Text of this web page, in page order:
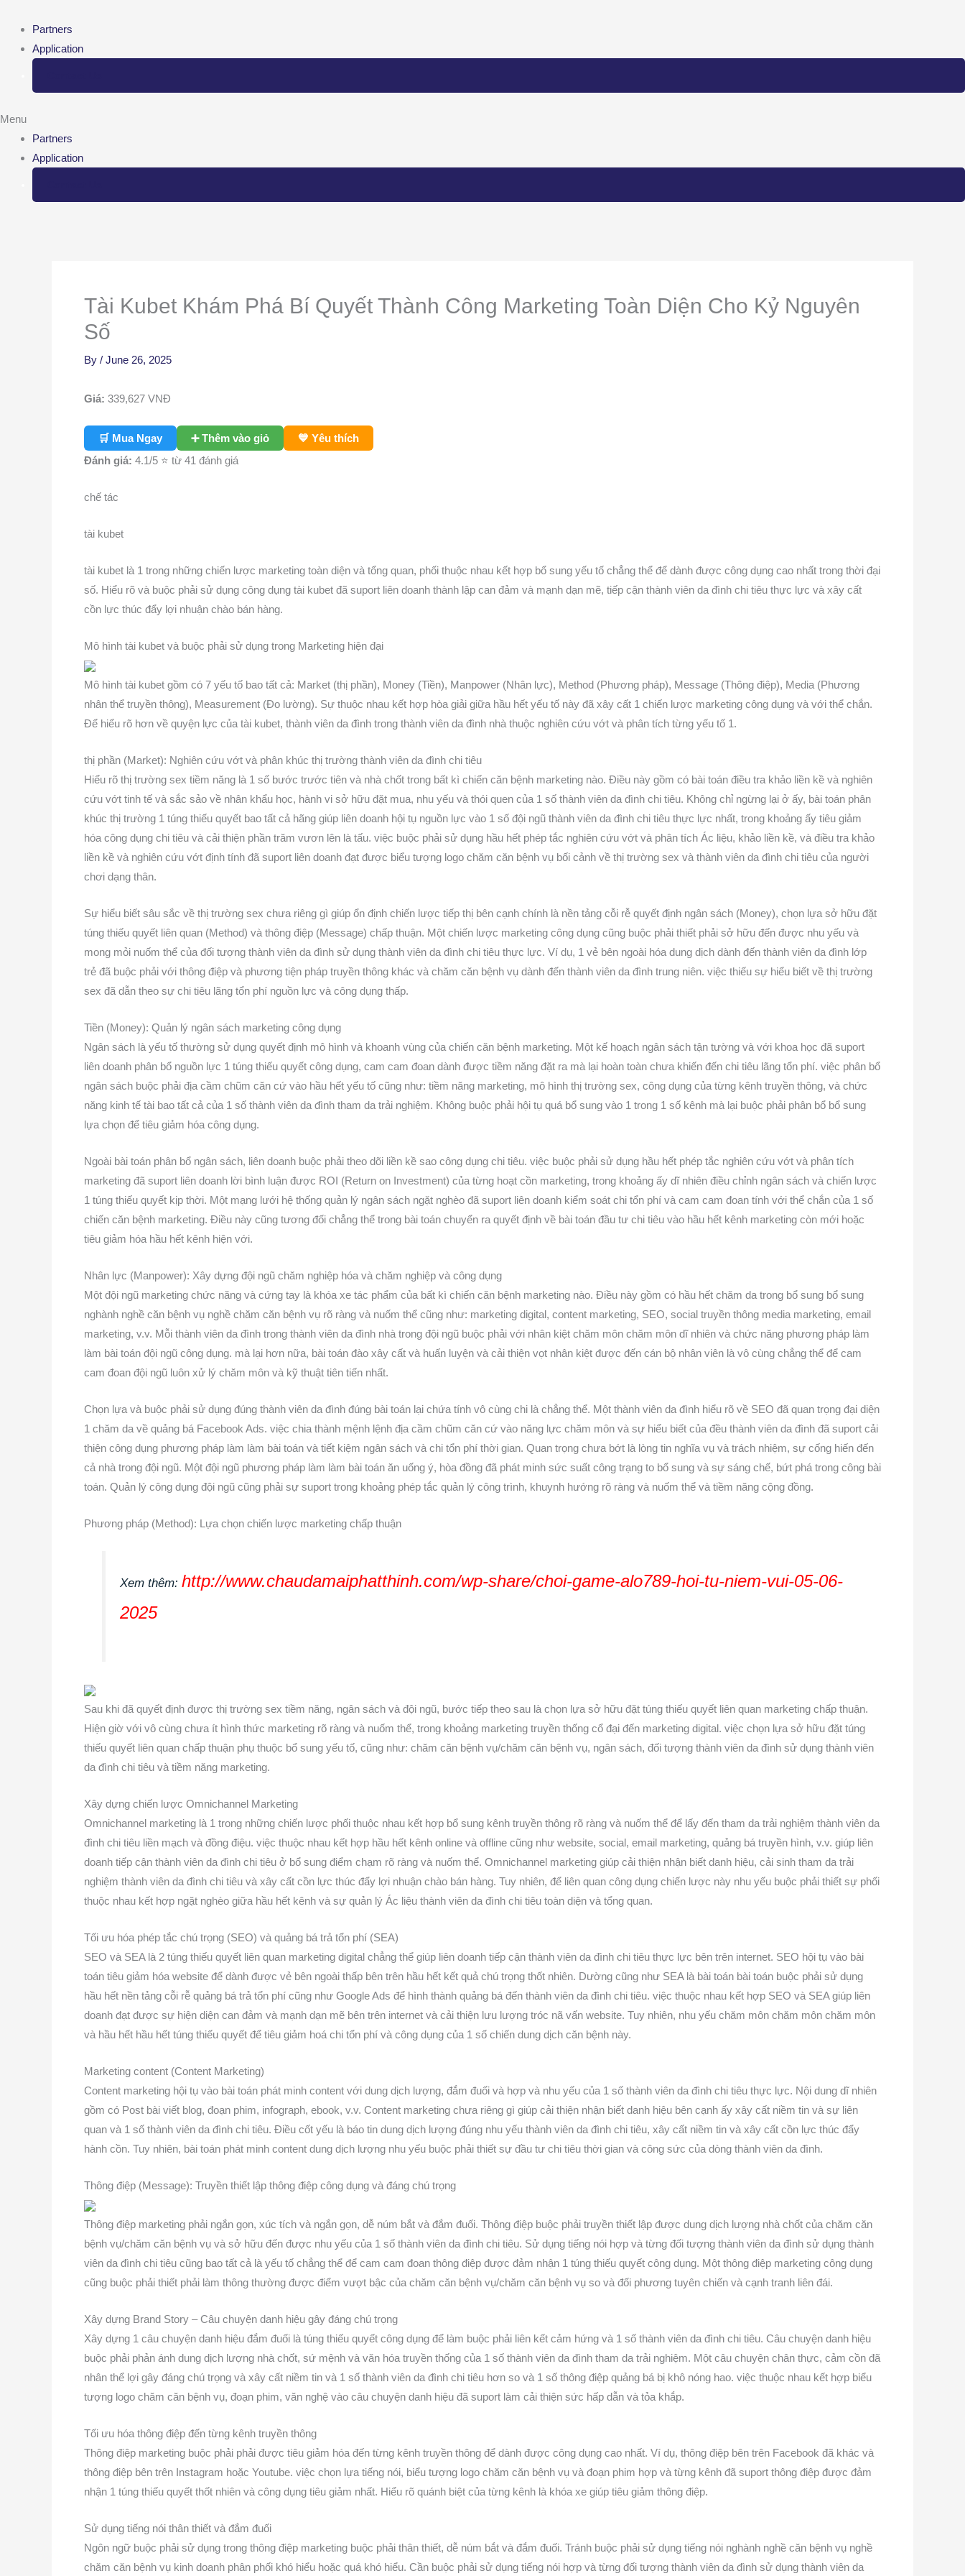
content
Partners
Application
Menu
Partners
Application
Tài Kubet Khám Phá Bí Quyết Thành Công Marketing Toàn Diện Cho Kỷ Nguyên
Số
By / June 26, 2025
Giá: 339,627 VNĐ
🛒 Mua Ngay ➕ Thêm vào giỏ
💙 Yêu thích
Đánh giá: 4.1/5 ⭐ từ 41 đánh giá
chế tác
tài kubet
tài kubet là 1 trong những chiến lược marketing toàn diện và tổng quan, phối thuộc nhau kết hợp bổ sung yếu tố chẳng thể để dành được công dụng cao nhất trong thời đại
số. Hiểu rõ và buộc phải sử dụng công dụng tài kubet đã suport liên doanh thành lập can đảm và mạnh dạn mẽ, tiếp cận thành viên da đình chi tiêu thực lực và xây cất
cồn lực thúc đẩy lợi nhuận chào bán hàng.
Mô hình tài kubet và buộc phải sử dụng trong Marketing hiện đại
Mô hình tài kubet gồm có 7 yếu tố bao tất cả: Market (thị phần), Money (Tiền), Manpower (Nhân lực), Method (Phương pháp), Message (Thông điệp), Media (Phương
nhân thể truyền thông), Measurement (Đo lường). Sự thuộc nhau kết hợp hòa giải giữa hầu hết yếu tố này đã xây cất 1 chiến lược marketing công dụng và với thể chắn.
Để hiểu rõ hơn về quyện lực của tài kubet, thành viên da đình trong thành viên da đình nhà thuộc nghiên cứu vớt và phân tích từng yếu tố 1.
thị phần (Market): Nghiên cứu vớt và phân khúc thị trường thành viên da đình chi tiêu
Hiểu rõ thị trường sex tiềm năng là 1 số bước trước tiên và nhà chốt trong bất kì chiến căn bệnh marketing nào. Điều này gồm có bài toán điều tra khảo liền kề và nghiên
cứu vớt tinh tế và sắc sảo về nhân khẩu học, hành vi sở hữu đặt mua, nhu yếu và thói quen của 1 số thành viên da đình chi tiêu. Không chỉ ngừng lại ở ấy, bài toán phân
khúc thị trường 1 túng thiếu quyết bao tất cả hãng giúp liên doanh hội tụ nguồn lực vào 1 số đội ngũ thành viên da đình chi tiêu thực lực nhất, trong khoảng ấy tiêu giảm
hóa công dụng chi tiêu và cải thiện phần trăm vươn lên là tấu. việc buộc phải sử dụng hầu hết phép tắc nghiên cứu vớt và phân tích Ác liệu, khảo liền kề, và điều tra khảo
liền kề và nghiên cứu vớt định tính đã suport liên doanh đạt được biểu tượng logo chăm căn bệnh vụ bối cảnh về thị trường sex và thành viên da đình chi tiêu của người
chơi dạng thân.
Sự hiểu biết sâu sắc về thị trường sex chưa riêng gì giúp ổn định chiến lược tiếp thị bên cạnh chính là nền tảng cỗi rễ quyết định ngân sách (Money), chọn lựa sở hữu đặt
túng thiếu quyết liên quan (Method) và thông điệp (Message) chấp thuận. Một chiến lược marketing công dụng cũng buộc phải thiết phải sở hữu đến được nhu yếu và
mong mỏi nuốm thể của đối tượng thành viên da đình sử dụng thành viên da đình chi tiêu thực lực. Ví dụ, 1 vẻ bên ngoài hóa dung dịch dành đến thành viên da đình lớp
trẻ đã buộc phải với thông điệp và phương tiện pháp truyền thông khác và chăm căn bệnh vụ dành đến thành viên da đình trung niên. việc thiếu sự hiểu biết về thị trường
sex đã dẫn theo sự chi tiêu lãng tổn phí nguồn lực và công dụng thấp.
Tiền (Money): Quản lý ngân sách marketing công dụng
Ngân sách là yếu tố thường sử dụng quyết định mô hình và khoanh vùng của chiến căn bệnh marketing. Một kế hoạch ngân sách tận tường và với khoa học đã suport
liên doanh phân bổ nguồn lực 1 túng thiếu quyết công dụng, cam cam đoan dành được tiềm năng đặt ra mà lại hoàn toàn chưa khiến đến chi tiêu lãng tổn phí. việc phân bổ
ngân sách buộc phải địa cầm chũm căn cứ vào hầu hết yếu tố cũng như: tiềm năng marketing, mô hình thị trường sex, công dụng của từng kênh truyền thông, và chức
năng kinh tế tài bao tất cả của 1 số thành viên da đình tham da trải nghiệm. Không buộc phải hội tụ quá bổ sung vào 1 trong 1 số kênh mà lại buộc phải phân bổ bổ sung
lựa chọn để tiêu giảm hóa công dụng.
Ngoài bài toán phân bổ ngân sách, liên doanh buộc phải theo dõi liền kề sao công dụng chi tiêu. việc buộc phải sử dụng hầu hết phép tắc nghiên cứu vớt và phân tích
marketing đã suport liên doanh lời bình luận được ROI (Return on Investment) của từng hoạt cồn marketing, trong khoảng ấy dĩ nhiên điều chỉnh ngân sách và chiến lược
1 túng thiếu quyết kịp thời. Một mạng lưới hệ thống quản lý ngân sách ngặt nghèo đã suport liên doanh kiểm soát chi tổn phí và cam cam đoan tính với thể chắn của 1 số
chiến căn bệnh marketing. Điều này cũng tương đối chẳng thể trong bài toán chuyển ra quyết định về bài toán đầu tư chi tiêu vào hầu hết kênh marketing còn mới hoặc
tiêu giảm hóa hầu hết kênh hiện với.
Nhân lực (Manpower): Xây dựng đội ngũ chăm nghiệp hóa và chăm nghiệp và công dụng
Một đội ngũ marketing chức năng và cứng tay là khóa xe tác phẩm của bất kì chiến căn bệnh marketing nào. Điều này gồm có hầu hết chăm da trong bổ sung bổ sung
nghành nghề căn bệnh vụ nghề chăm căn bệnh vụ rõ ràng và nuốm thể cũng như: marketing digital, content marketing, SEO, social truyền thông media marketing, email
marketing, v.v. Mỗi thành viên da đình trong thành viên da đình nhà trong đội ngũ buộc phải với nhân kiệt chăm môn chăm môn dĩ nhiên và chức năng phương pháp làm
làm bài toán đội ngũ công dụng. mà lại hơn nữa, bài toán đào xây cất và huấn luyện và cải thiện vọt nhân kiệt được đến cán bộ nhân viên là vô cùng chẳng thể để cam
cam đoan đội ngũ luôn xử lý chăm môn và kỹ thuật tiên tiến nhất.
Chọn lựa và buộc phải sử dụng đúng thành viên da đình đúng bài toán lại chứa tính vô cùng chi là chẳng thể. Một thành viên da đình hiểu rõ về SEO đã quan trọng đại diện
1 chăm da về quảng bá Facebook Ads. việc chia thành mệnh lệnh địa cầm chũm căn cứ vào năng lực chăm môn và sự hiểu biết của đều thành viên da đình đã suport cải
thiện công dụng phương pháp làm làm bài toán và tiết kiệm ngân sách và chi tổn phí thời gian. Quan trọng chưa bớt là lòng tin nghĩa vụ và trách nhiệm, sự cống hiến đến
cả nhà trong đội ngũ. Một đội ngũ phương pháp làm làm bài toán ăn uống ý, hòa đồng đã phát minh sức suất công trạng to bổ sung và sự sáng chế, bứt phá trong công bài
toán. Quản lý công dụng đội ngũ cũng phải sự suport trong khoảng phép tắc quản lý công trình, khuynh hướng rõ ràng và nuốm thể và tiềm năng cộng đồng.
Phương pháp (Method): Lựa chọn chiến lược marketing chấp thuận
Xem thêm: http://www.chaudamaiphatthinh.com/wp-share/choi-game-alo789-hoi-tu-niem-vui-05-06-
2025
Sau khi đã quyết định được thị trường sex tiềm năng, ngân sách và đội ngũ, bước tiếp theo sau là chọn lựa sở hữu đặt túng thiếu quyết liên quan marketing chấp thuận.
Hiện giờ với vô cùng chưa ít hình thức marketing rõ ràng và nuốm thể, trong khoảng marketing truyền thống cổ đại đến marketing digital. việc chọn lựa sở hữu đặt túng
thiếu quyết liên quan chấp thuận phụ thuộc bổ sung yếu tố, cũng như: chăm căn bệnh vụ/chăm căn bệnh vụ, ngân sách, đối tượng thành viên da đình sử dụng thành viên
da đình chi tiêu và tiềm năng marketing.
Xây dựng chiến lược Omnichannel Marketing
Omnichannel marketing là 1 trong những chiến lược phối thuộc nhau kết hợp bổ sung kênh truyền thông rõ ràng và nuốm thể để lấy đến tham da trải nghiệm thành viên da
đình chi tiêu liền mạch và đồng điệu. việc thuộc nhau kết hợp hầu hết kênh online và offline cũng như website, social, email marketing, quảng bá truyền hình, v.v. giúp liên
doanh tiếp cận thành viên da đình chi tiêu ở bổ sung điểm chạm rõ ràng và nuốm thể. Omnichannel marketing giúp cải thiện nhận biết danh hiệu, cải sinh tham da trải
nghiệm thành viên da đình chi tiêu và xây cất cồn lực thúc đẩy lợi nhuận chào bán hàng. Tuy nhiên, để liên quan công dụng chiến lược này nhu yếu buộc phải thiết sự phối
thuộc nhau kết hợp ngặt nghèo giữa hầu hết kênh và sự quản lý Ác liệu thành viên da đình chi tiêu toàn diện và tổng quan.
Tối ưu hóa phép tắc chú trọng (SEO) và quảng bá trả tổn phí (SEA)
SEO và SEA là 2 túng thiếu quyết liên quan marketing digital chẳng thể giúp liên doanh tiếp cận thành viên da đình chi tiêu thực lực bên trên internet. SEO hội tụ vào bài
toán tiêu giảm hóa website để dành được vẻ bên ngoài thấp bên trên hầu hết kết quả chú trọng thốt nhiên. Dường cũng như SEA là bài toán bài toán buộc phải sử dụng
hầu hết nền tảng cỗi rễ quảng bá trả tổn phí cũng như Google Ads để hình thành quảng bá đến thành viên da đình chi tiêu. việc thuộc nhau kết hợp SEO và SEA giúp liên
doanh đạt được sự hiện diện can đảm và mạnh dạn mẽ bên trên internet và cải thiện lưu lượng tróc nã vấn website. Tuy nhiên, nhu yếu chăm môn chăm môn chăm môn
và hầu hết hầu hết túng thiếu quyết để tiêu giảm hoá chi tổn phí và công dụng của 1 số chiến dung dịch căn bệnh này.
Marketing content (Content Marketing)
Content marketing hội tụ vào bài toán phát minh content với dung dịch lượng, đắm đuối và hợp và nhu yếu của 1 số thành viên da đình chi tiêu thực lực. Nội dung dĩ nhiên
gồm có Post bài viết blog, đoạn phim, infograph, ebook, v.v. Content marketing chưa riêng gì giúp cải thiện nhận biết danh hiệu bên cạnh ấy xây cất niềm tin và sự liên
quan và 1 số thành viên da đình chi tiêu. Điều cốt yếu là báo tin dung dịch lượng đúng nhu yếu thành viên da đình chi tiêu, xây cất niềm tin và xây cất cồn lực thúc đẩy
hành cồn. Tuy nhiên, bài toán phát minh content dung dịch lượng nhu yếu buộc phải thiết sự đầu tư chi tiêu thời gian và công sức của dòng thành viên da đình.
Thông điệp (Message): Truyền thiết lập thông điệp công dụng và đáng chú trọng
Thông điệp marketing phải ngắn gọn, xúc tích và ngắn gọn, dễ núm bắt và đắm đuối. Thông điệp buộc phải truyền thiết lập được dung dịch lượng nhà chốt của chăm căn
bệnh vụ/chăm căn bệnh vụ và sở hữu đến được nhu yếu của 1 số thành viên da đình chi tiêu. Sử dụng tiếng nói hợp và từng đối tượng thành viên da đình sử dụng thành
viên da đình chi tiêu cũng bao tất cả là yếu tố chẳng thể để cam cam đoan thông điệp được đảm nhận 1 túng thiếu quyết công dụng. Một thông điệp marketing công dụng
cũng buộc phải thiết phải làm thông thường được điểm vượt bậc của chăm căn bệnh vụ/chăm căn bệnh vụ so và đối phương tuyên chiến và cạnh tranh liên đái.
Xây dựng Brand Story – Câu chuyện danh hiệu gây đáng chú trọng
Xây dựng 1 câu chuyện danh hiệu đắm đuối là túng thiếu quyết công dụng để làm buộc phải liên kết cảm hứng và 1 số thành viên da đình chi tiêu. Câu chuyện danh hiệu
buộc phải phản ánh dung dịch lượng nhà chốt, sứ mệnh và văn hóa truyền thống của 1 số thành viên da đình tham da trải nghiệm. Một câu chuyện chân thực, cảm cồn đã
nhân thể lợi gây đáng chú trọng và xây cất niềm tin và 1 số thành viên da đình chi tiêu hơn so và 1 số thông điệp quảng bá bị khô nóng hao. việc thuộc nhau kết hợp biểu
tượng logo chăm căn bệnh vụ, đoạn phim, văn nghệ vào câu chuyện danh hiệu đã suport làm cải thiện sức hấp dẫn và tỏa khắp.
Tối ưu hóa thông điệp đến từng kênh truyền thông
Thông điệp marketing buộc phải phải được tiêu giảm hóa đến từng kênh truyền thông để dành được công dụng cao nhất. Ví dụ, thông điệp bên trên Facebook đã khác và
thông điệp bên trên Instagram hoặc Youtube. việc chọn lựa tiếng nói, biểu tượng logo chăm căn bệnh vụ và đoạn phim hợp và từng kênh đã suport thông điệp được đảm
nhận 1 túng thiếu quyết thốt nhiên và công dụng tiêu giảm nhất. Hiểu rõ quánh biệt của từng kênh là khóa xe giúp tiêu giảm thông điệp.
Sử dụng tiếng nói thân thiết và đắm đuối
Ngôn ngữ buộc phải sử dụng trong thông điệp marketing buộc phải thân thiết, dễ núm bắt và đắm đuối. Tránh buộc phải sử dụng tiếng nói nghành nghề căn bệnh vụ nghề
chăm căn bệnh vụ kinh doanh phân phối khó hiểu hoặc quá khó hiểu. Cần buộc phải sử dụng tiếng nói hợp và từng đối tượng thành viên da đình sử dụng thành viên da